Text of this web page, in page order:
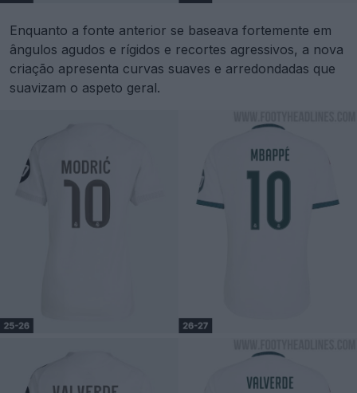
Enquanto a fonte anterior se baseava fortemente em
ângulos agudos e rígidos e recortes agressivos, a nova
criação apresenta curvas suaves e arredondadas que
suavizam o aspeto geral.